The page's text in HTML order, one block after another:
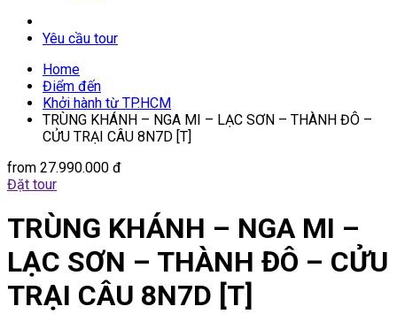
Yêu cầu tour
Home
Điểm đến
Khởi hành từ TP.HCM
TRÙNG KHÁNH – NGA MI – LẠC SƠN – THÀNH ĐÔ –
CỬU TRẠI CÂU 8N7D [T]
from 27.990.000 đ
Đặt tour
TRÙNG KHÁNH – NGA MI –
LẠC SƠN – THÀNH ĐÔ – CỬU
TRẠI CÂU 8N7D [T]